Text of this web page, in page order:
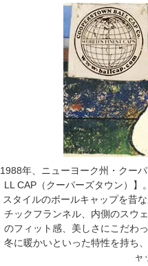
1988年、ニューヨーク州・クー
LL CAP（クーパーズタウン）
スタイルのボールキャップを昔
チックフランネル、内側のスウ
のフィット感、美しさにこだわ
冬に暖かいといった特性を持ち
ャ